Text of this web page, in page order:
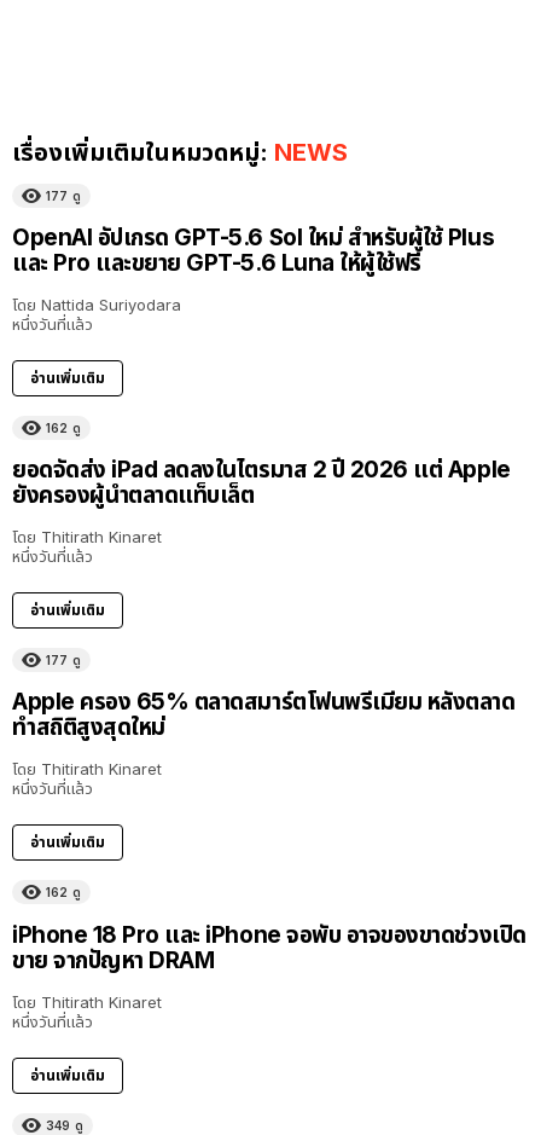
เรื่องเพิ่มเติมในหมวดหมู่: NEWS
177 ดู
OpenAI อัปเกรด GPT-5.6 Sol ใหม่ สำหรับผู้ใช้ Plus
และ Pro และขยาย GPT-5.6 Luna ให้ผู้ใช้ฟรี
โดย Nattida Suriyodara
หนึ่งวันที่แล้ว
อ่านเพิ่มเติม
162 ดู
ยอดจัดส่ง iPad ลดลงในไตรมาส 2 ปี 2026 แต่ Apple
ยังครองผู้นำตลาดแท็บเล็ต
โดย Thitirath Kinaret
หนึ่งวันที่แล้ว
อ่านเพิ่มเติม
177 ดู
Apple ครอง 65% ตลาดสมาร์ตโฟนพรีเมียม หลังตลาด
ทำสถิติสูงสุดใหม่
โดย Thitirath Kinaret
หนึ่งวันที่แล้ว
อ่านเพิ่มเติม
162 ดู
iPhone 18 Pro และ iPhone จอพับ อาจของขาดช่วงเปิด
ขาย จากปัญหา DRAM
โดย Thitirath Kinaret
หนึ่งวันที่แล้ว
อ่านเพิ่มเติม
349 ดู